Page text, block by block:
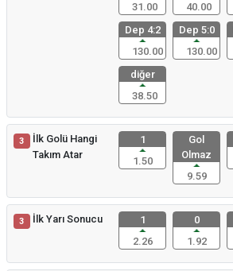
31.00
40.00
Dep 4:2
130.00
Dep 5:0
130.00
diğer
38.50
3
İlk Golü Hangi
Takım Atar
1
1.50
Gol
Olmaz
9.59
3 İlk Yarı Sonucu
1
2.26
0
1.92